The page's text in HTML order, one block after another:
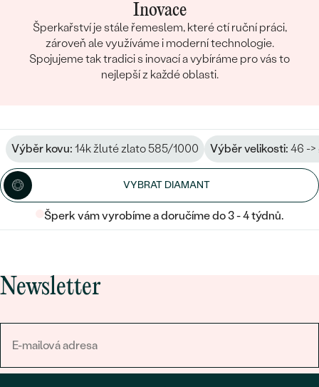
Inovace
Šperkařství je stále řemeslem, které ctí ruční práci,
zároveň ale využíváme i moderní technologie.
Spojujeme tak tradici s inovací a vybíráme pro vás to
nejlepší z každé oblasti.
Výběr kovu: 14k žluté zlato 585/1000 Výběr velikosti: 46 ->
VYBRAT DIAMANT
Šperk vám vyrobíme a doručíme do 3 - 4 týdnů.
Newsletter